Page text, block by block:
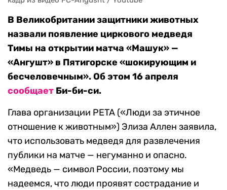
В Великобритании защитники животных
назвали появление циркового медведя
Тимы на открытии матча «Машук» —
«Ангушт» в Пятигорске «шокирующим и
бесчеловечным». Об этом 16 апреля
сообщает Би-би-си.
Глава организации PETA («Люди за этичное
отношение к животным») Элиза Аллен заявила,
что использовать медведя для развлечения
публики на матче — негуманно и опасно.
«Медведь — символ России, поэтому мы
надеемся, что люди проявят сострадание и